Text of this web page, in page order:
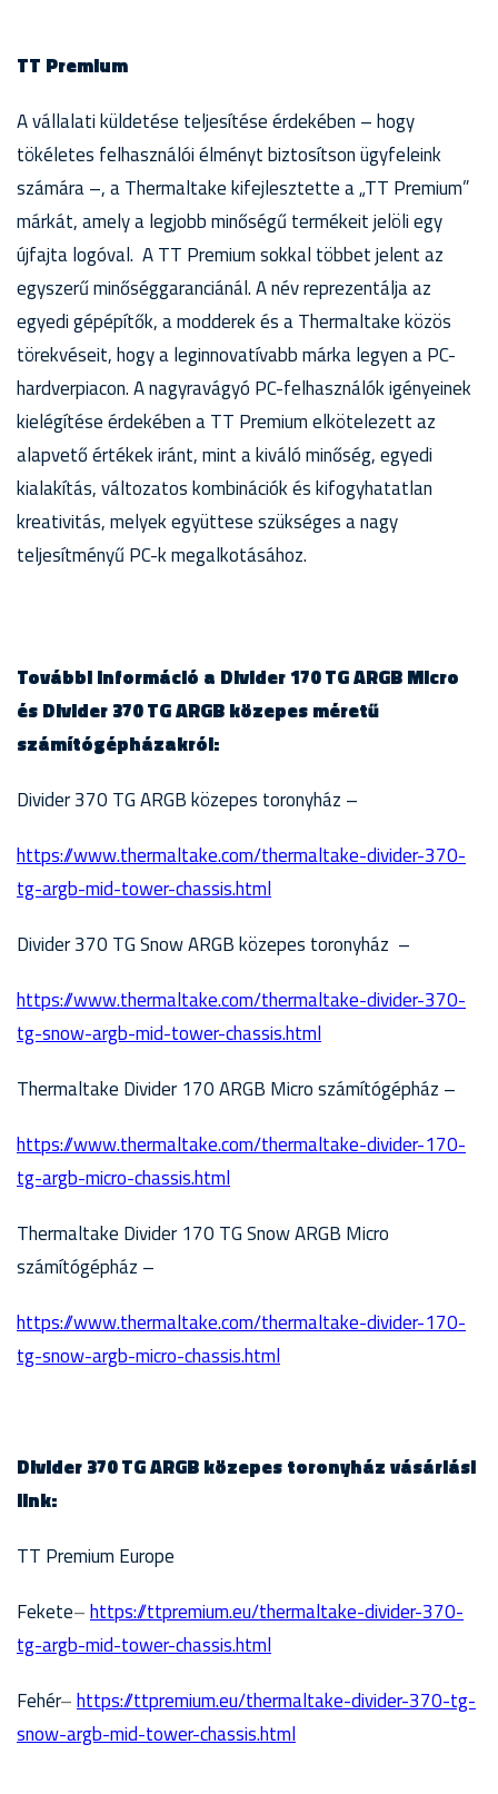
TT Premium
A vállalati küldetése teljesítése érdekében – hogy
tökéletes felhasználói élményt biztosítson ügyfeleink
számára –, a Thermaltake kifejlesztette a „TT Premium”
márkát, amely a legjobb minőségű termékeit jelöli egy
újfajta logóval. A TT Premium sokkal többet jelent az
egyszerű minőséggaranciánál. A név reprezentálja az
egyedi gépépítők, a modderek és a Thermaltake közös
törekvéseit, hogy a leginnovatívabb márka legyen a PC-
hardverpiacon. A nagyravágyó PC-felhasználók igényeinek
kielégítése érdekében a TT Premium elkötelezett az
alapvető értékek iránt, mint a kiváló minőség, egyedi
kialakítás, változatos kombinációk és kifogyhatatlan
kreativitás, melyek együttese szükséges a nagy
teljesítményű PC-k megalkotásához.
További információ a Divider 170 TG ARGB Micro
és Divider 370 TG ARGB közepes méretű
számítógépházakról:
Divider 370 TG ARGB közepes toronyház –
https://www.thermaltake.com/thermaltake-divider-370-
tg-argb-mid-tower-chassis.html
Divider 370 TG Snow ARGB közepes toronyház –
https://www.thermaltake.com/thermaltake-divider-370-
tg-snow-argb-mid-tower-chassis.html
Thermaltake Divider 170 ARGB Micro számítógépház –
https://www.thermaltake.com/thermaltake-divider-170-
tg-argb-micro-chassis.html
Thermaltake Divider 170 TG Snow ARGB Micro
számítógépház –
https://www.thermaltake.com/thermaltake-divider-170-
tg-snow-argb-micro-chassis.html
Divider 370 TG ARGB közepes toronyház vásárlási
link:
TT Premium Europe
Fekete–https://ttpremium.eu/thermaltake-divider-370-
tg-argb-mid-tower-chassis.html
Fehér–https://ttpremium.eu/thermaltake-divider-370-tg-
snow-argb-mid-tower-chassis.html